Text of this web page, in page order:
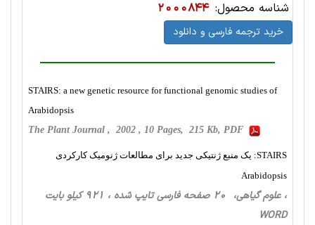
شناسه محصول: 2000844
خرید ترجمه فارسی و دانلود
STAIRS: a new genetic resource for functional genomic studies of
Arabidopsis
The Plant Journal , 2002 , 10 Pages, 215 Kb, PDF
STAIRS: یک منبع ژنتیکی جدید برای مطالعات ژنومیک کارکردی
Arabidopsis
، علوم گیاهی، 20 صفحه فارسی تایپ شده ، 921 کیلو بایت
WORD